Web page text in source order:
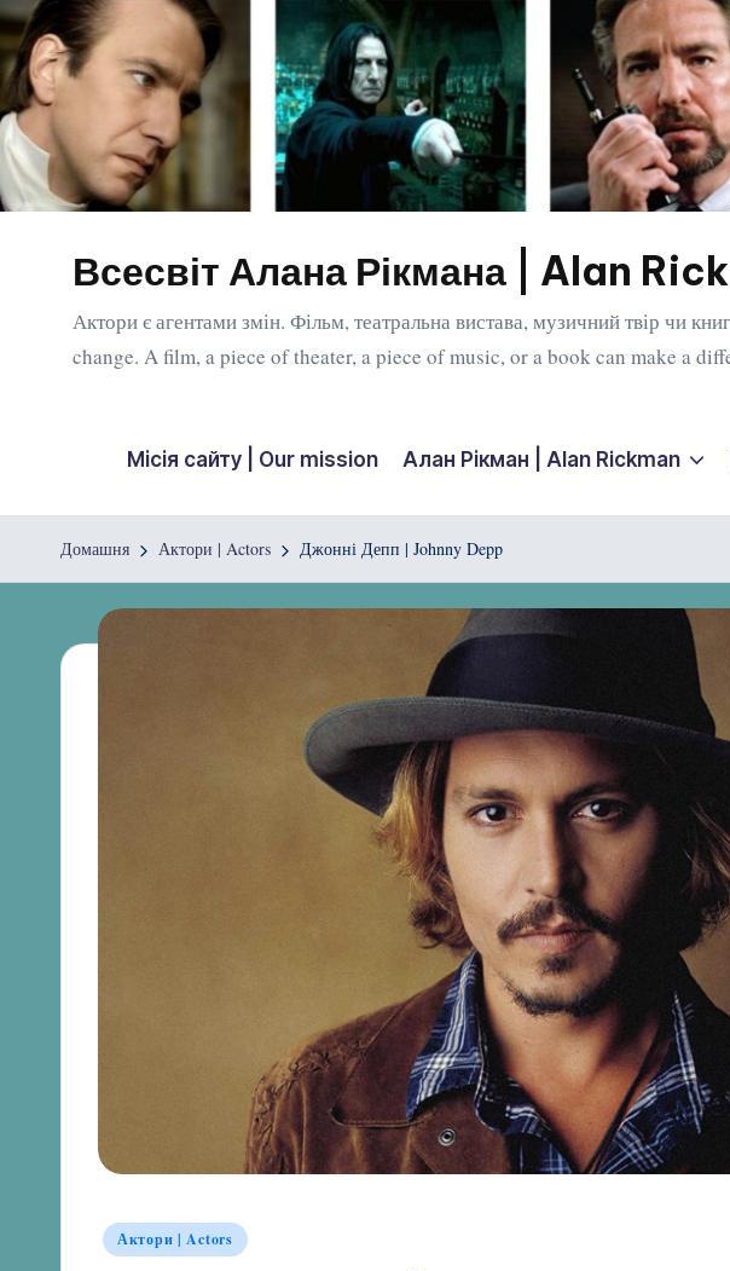
Перейти
до
вмісту
Всесвіт Алана Рікмана | Alan
Актори є агентами змін. Фільм, театральна вистава, музичний твір чи
change. A film, a piece of theater, a piece of music, or a book can make a
Місія сайту | Our mission Алан Рікман | Alan Rickman
Домашня Актори | Actors Джонні Депп | Johnny Depp
Опубліковано
Актори | Actors